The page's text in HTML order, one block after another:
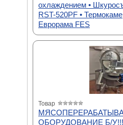
охлаждением •
RST-520PF •
Еврорама FES
Товар
ОБОРУДОВАНИЕ Б/У!!!